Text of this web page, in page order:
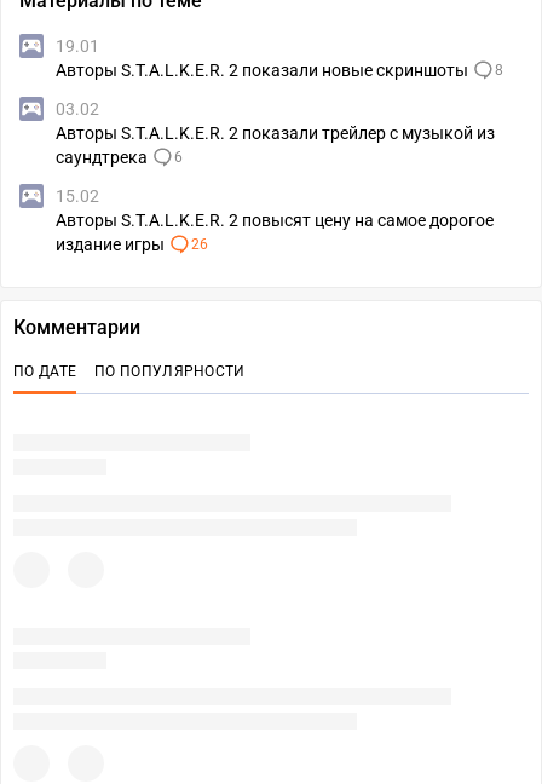
19.01
Авторы S.T.A.L.K.E.R. 2 показали новые скриншоты
8
03.02
Авторы S.T.A.L.K.E.R. 2 показали трейлер с музыкой из
саундтрека
6
15.02
Авторы S.T.A.L.K.E.R. 2 повысят цену на самое дорогое
издание игры
26
Комментарии
ПО ДАТЕ ПО ПОПУЛЯРНОСТИ